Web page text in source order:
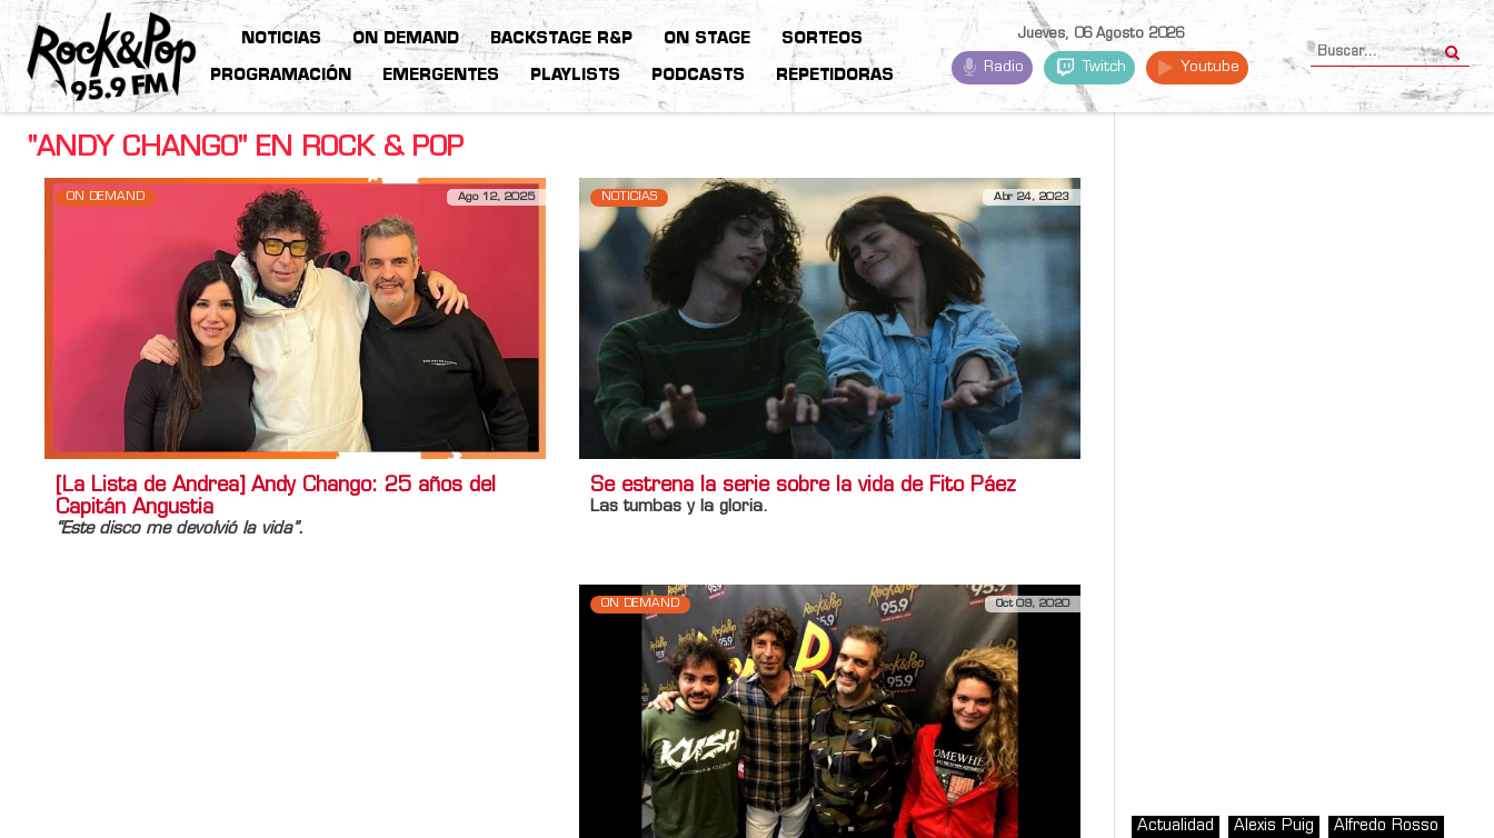
NOTICIAS ON DEMAND BACKSTAGE R&P ON STAGE SORTEOS
PROGRAMACIÓN EMERGENTES PLAYLISTS PODCASTS REPETIDORAS
Jueves, 06 Agosto 2026
Radio Twitch Youtube
"ANDY CHANGO" EN ROCK & POP
ON DEMAND Ago 12, 2025
[La Lista de Andrea] Andy Chango: 25 años del
Capitán Angustia
“Este disco me devolvió la vida”.
NOTICIAS Abr 24, 2023
Se estrena la serie sobre la vida de Fito Páez
Las tumbas y la gloria.
ON DEMAND Oct 09, 2020
Actualidad Alexis Puig Alfredo Rosso